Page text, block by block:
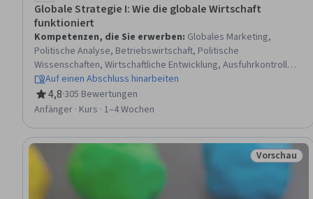
Globale Strategie I: Wie die globale Wirtschaft
funktioniert
Kompetenzen, die Sie erwerben: Globales Marketing,
Politische Analyse, Betriebswirtschaft, Politische
Wissenschaften, Wirtschaftliche Entwicklung, Ausfuhrkontrolle,
Interkulturelle Kompetenz, Business Management, Kulturelle
Vielfalt, Marktdynamik, Unternehmensstrategie,
Risikomanagement, Weltgeschichte, Analyse der
Investitionen, Geschäftsentwicklung, Wirtschaft
Auf einen Abschluss hinarbeiten
4,8
Bewertung, 4,8 von 5 Sternen
·305 Bewertungen
Anfänger · Kurs · 1–4 Wochen
Status:
Vorschau